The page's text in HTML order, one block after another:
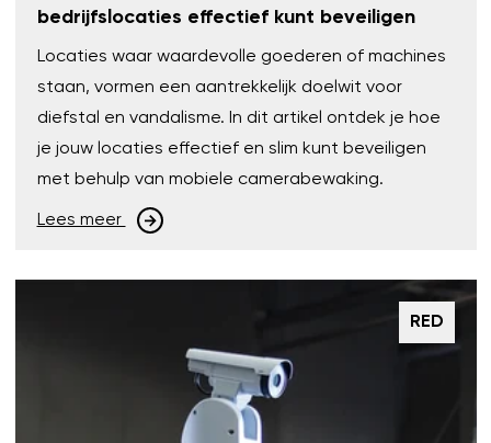
bedrijfslocaties effectief kunt beveiligen
Locaties waar waardevolle goederen of machines
staan, vormen een aantrekkelijk doelwit voor
diefstal en vandalisme. In dit artikel ontdek je hoe
je jouw locaties effectief en slim kunt beveiligen
met behulp van mobiele camerabewaking.
Lees meer
RED